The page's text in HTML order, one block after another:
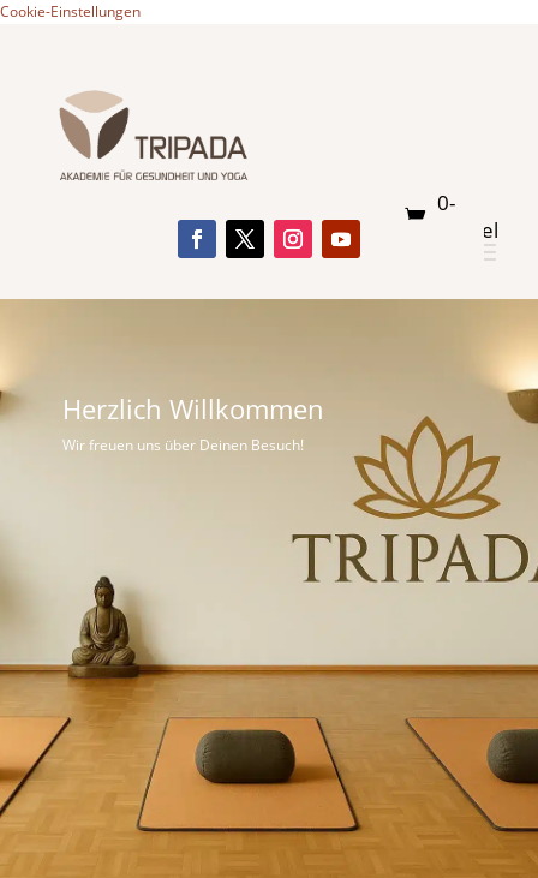
Cookie-Einstellungen
0-
Artikel
Herzlich Willkommen
Wir freuen uns über Deinen Besuch!